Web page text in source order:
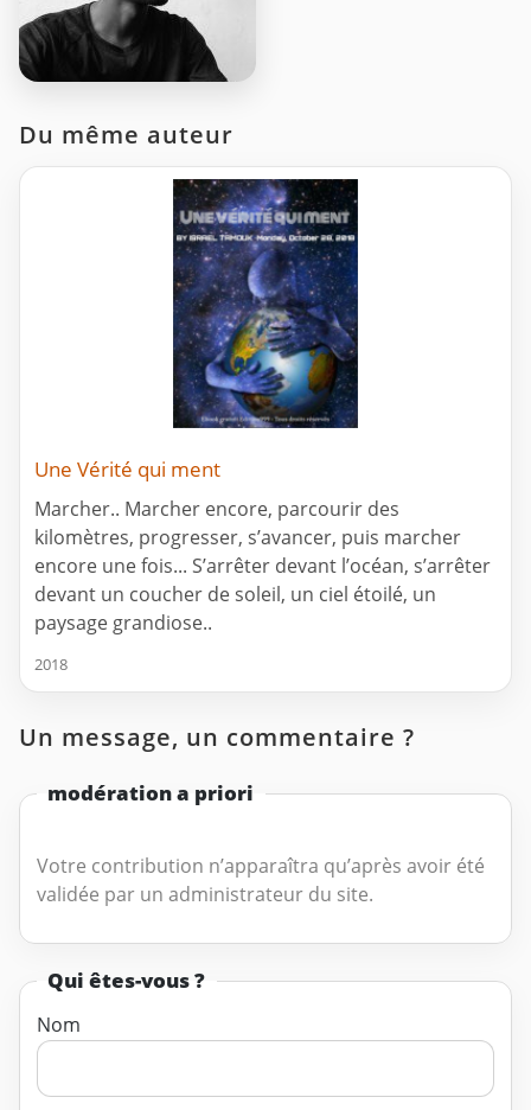
Du même auteur
Une Vérité qui ment
Marcher.. Marcher encore, parcourir des
kilomètres, progresser, s’avancer, puis marcher
encore une fois... S’arrêter devant l’océan, s’arrêter
devant un coucher de soleil, un ciel étoilé, un
paysage grandiose..
2018
Un message, un commentaire ?
modération a priori
Votre contribution n’apparaîtra qu’après avoir été
validée par un administrateur du site.
Qui êtes-vous ?
Nom